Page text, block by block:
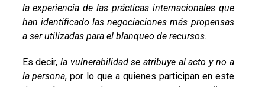
la experiencia de las prácticas internacionales que
han identificado las negociaciones más propensas
a ser utilizadas para el blanqueo de recursos.
Es decir, la vulnerabilidad se atribuye al acto y no a
la persona, por lo que a quienes participan en este